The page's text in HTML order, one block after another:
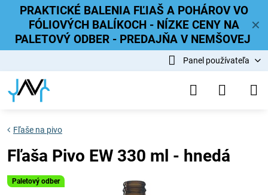
✕
PRAKTICKÉ BALENIA FĽIAŠ A POHÁROV VO
FÓLIOVÝCH BALÍKOCH - NÍZKE CENY NA
PALETOVÝ ODBER - PREDAJŇA V NEMŠOVEJ
Panel používateľa
Paletový odber
Fľaše na pivo
Fľaša Pivo EW 330 ml - hnedá